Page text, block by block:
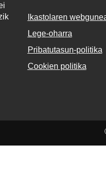
Ikastolaren
Lege-oharra
Pribatutasun-politika
Cookien politika